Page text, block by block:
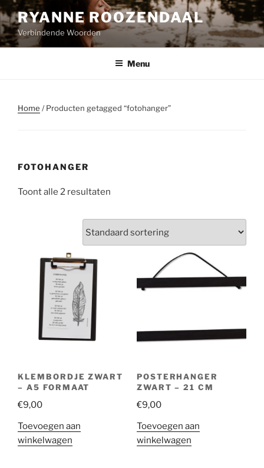
Naar
de
inhoud
springen
RYANNE ROOZENDAAL
Verbindende Woorden
Menu
Home / Producten getagged “fotohanger”
FOTOHANGER
Toont alle 2 resultaten
KLEMBORDJE ZWART
– A5 FORMAAT
€9,00
Toevoegen aan
winkelwagen
POSTERHANGER
ZWART – 21 CM
€9,00
Toevoegen aan
winkelwagen